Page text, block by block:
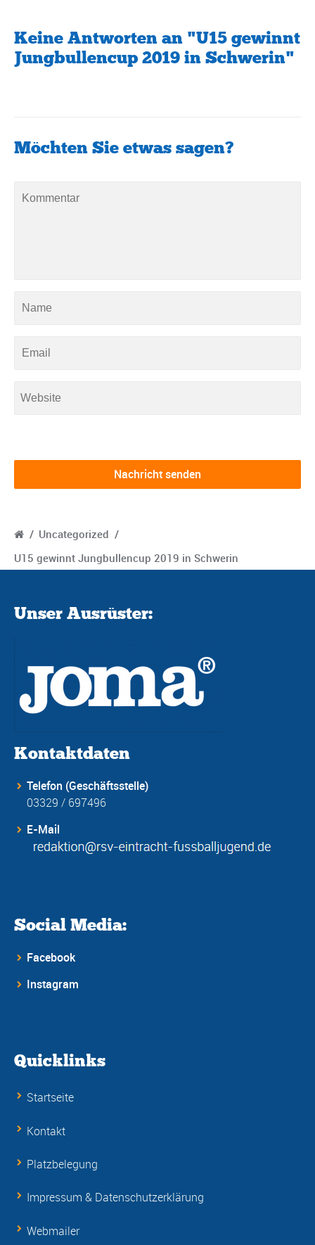
Keine Antworten an "U15 gewinnt
Jungbullencup 2019 in Schwerin"
Möchten Sie etwas sagen?
/ Uncategorized /
U15 gewinnt Jungbullencup 2019 in Schwerin
Unser Ausrüster:
Kontaktdaten
Telefon (Geschäftsstelle)
03329 / 697496
E-Mail
Social Media:
Facebook
Instagram
Quicklinks
Startseite
Kontakt
Platzbelegung
Impressum & Datenschutzerklärung
Webmailer